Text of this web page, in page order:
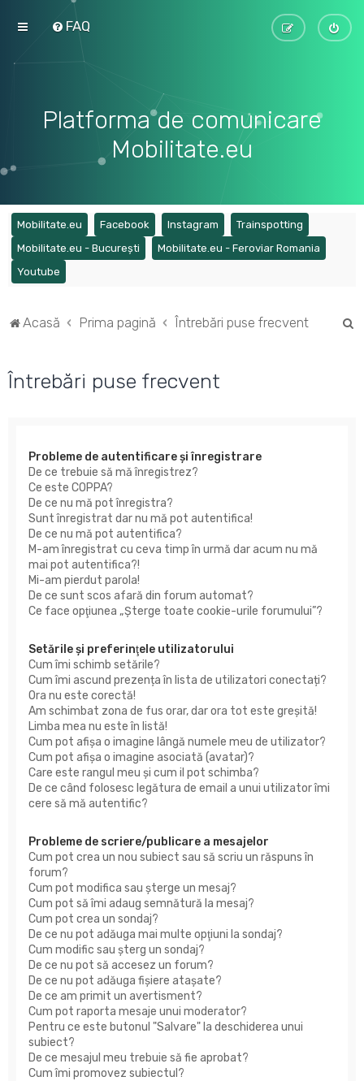
FAQ
Platforma de comunicare
Mobilitate.eu
Mobilitate.eu (Opens a new tab)
Facebook (Opens a new tab)
Instagram (Opens a new tab)
Trainspotting
Mobilitate.eu - București (Opens a new tab)
Mobilitate.eu - Feroviar Romania
Youtube
Acasă Prima pagină Întrebări puse frecvent
Întrebări puse frecvent
Probleme de autentificare şi înregistrare
De ce trebuie să mă înregistrez?
Ce este COPPA?
De ce nu mă pot înregistra?
Sunt înregistrat dar nu mă pot autentifica!
De ce nu mă pot autentifica?
M-am înregistrat cu ceva timp în urmă dar acum nu mă
mai pot autentifica?!
Mi-am pierdut parola!
De ce sunt scos afară din forum automat?
Ce face opţiunea „Şterge toate cookie-urile forumului”?
Setările şi preferinţele utilizatorului
Cum îmi schimb setările?
Cum îmi ascund prezența în lista de utilizatori conectați?
Ora nu este corectă!
Am schimbat zona de fus orar, dar ora tot este greşită!
Limba mea nu este în listă!
Cum pot afişa o imagine lângă numele meu de utilizator?
Cum pot afișa o imagine asociată (avatar)?
Care este rangul meu şi cum il pot schimba?
De ce când folosesc legătura de email a unui utilizator îmi
cere să mă autentific?
Probleme de scriere/publicare a mesajelor
Cum pot crea un nou subiect sau să scriu un răspuns în
forum?
Cum pot modifica sau şterge un mesaj?
Cum pot să îmi adaug semnătură la mesaj?
Cum pot crea un sondaj?
De ce nu pot adăuga mai multe opţiuni la sondaj?
Cum modific sau şterg un sondaj?
De ce nu pot să accesez un forum?
De ce nu pot adăuga fişiere ataşate?
De ce am primit un avertisment?
Cum pot raporta mesaje unui moderator?
Pentru ce este butonul "Salvare" la deschiderea unui
subiect?
De ce mesajul meu trebuie să fie aprobat?
Cum îmi promovez subiectul?